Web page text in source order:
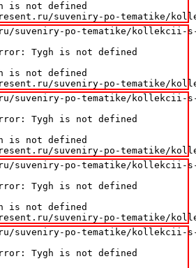
is not defined
suveniry-po-tematike/
suveniry-po-tematike/kollekcii-
Tygh is not defined
is not defined
suveniry-po-tematike/
suveniry-po-tematike/kollekcii-
Tygh is not defined
is not defined
suveniry-po-tematike/
suveniry-po-tematike/kollekcii-
Tygh is not defined
is not defined
suveniry-po-tematike/
suveniry-po-tematike/kollekcii-
Tygh is not defined